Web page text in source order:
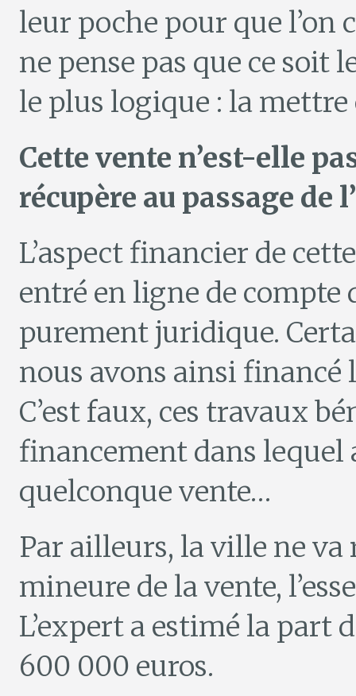
leur poche pour que l’on
ne pense pas que ce soit
le plus logique : la mettre
Cette vente n’est-elle
récupère au passage de
L’aspect financier de
entré en ligne de compte
purement juridique.
nous avons ainsi financé
C’est faux, ces travaux
financement dans lequel
quelconque vente…
Par ailleurs, la ville ne va
mineure de la vente,
L’expert a estimé la part
600 000 euros.